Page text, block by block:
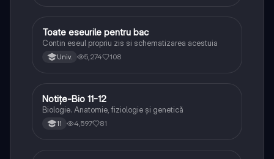
Limba și literatura română
Toate eseurile pentru bac
Contin eseul propriu zis si schematizarea acestuia
Univ. 5,274 108
Biologie
Notițe-Bio 11-12
Biologie. Anatomie, fiziologie și genetică
11 4,597 81